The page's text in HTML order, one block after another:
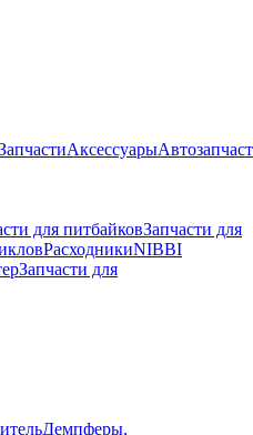
Аксессуары
для питбайковЗапчасти для
РасходникиNIBBI
Запчасти для
Демпферы,